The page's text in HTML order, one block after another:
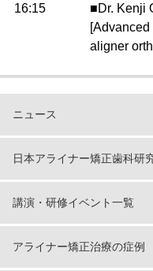
16:15
■Dr. Kenji
aligner
ニュース
日本アライナー矯正歯科研
講演・研修イベント一覧
アライナー矯正治療の症例